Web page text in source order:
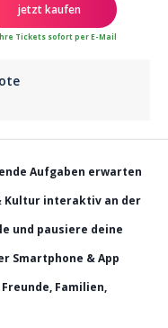
jetzt kaufen
Tickets sofort per E-Mail
Aufgaben erwarten
Kultur interaktiv an der
und pausiere deine
Smartphone & App
Familien,